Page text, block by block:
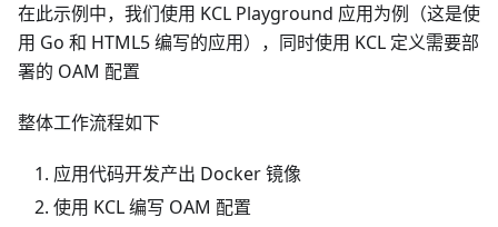
在此示例中，我们使用 KCL Playground 应用为例（这是使
用 Go 和 HTML5 编写的应用），同时使用 KCL 定义需要部
署的 OAM 配置
整体工作流程如下
应用代码开发产出 Docker 镜像
使用 KCL 编写 OAM 配置